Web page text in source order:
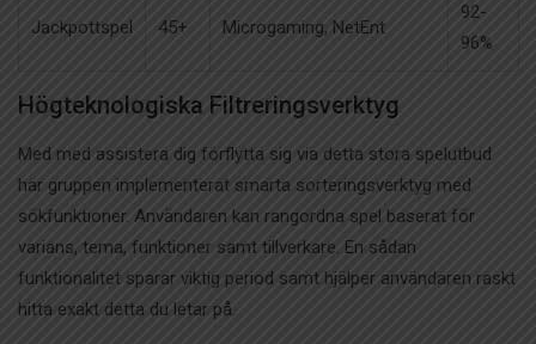
Jackpottspel 45+ Microgaming, NetEnt
92-
96%
Högteknologiska Filtreringsverktyg
Med med assistera dig förflytta sig via detta stora spelutbud
har gruppen implementerat smarta sorteringsverktyg med
sökfunktioner. Användaren kan rangordna spel baserat för
varians, tema, funktioner samt tillverkare. En sådan
funktionalitet sparar viktig period samt hjälper användaren raskt
hitta exakt detta du letar på.